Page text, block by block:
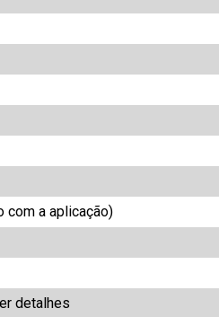
com a aplicação)
detalhes